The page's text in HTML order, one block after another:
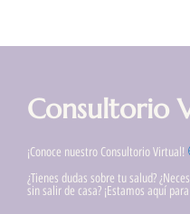
Consultorio
¡Conoce nuestro Consultorio Virtual!
¿Tienes dudas sobre tu salud?
sin salir de casa? ¡Estamos aquí